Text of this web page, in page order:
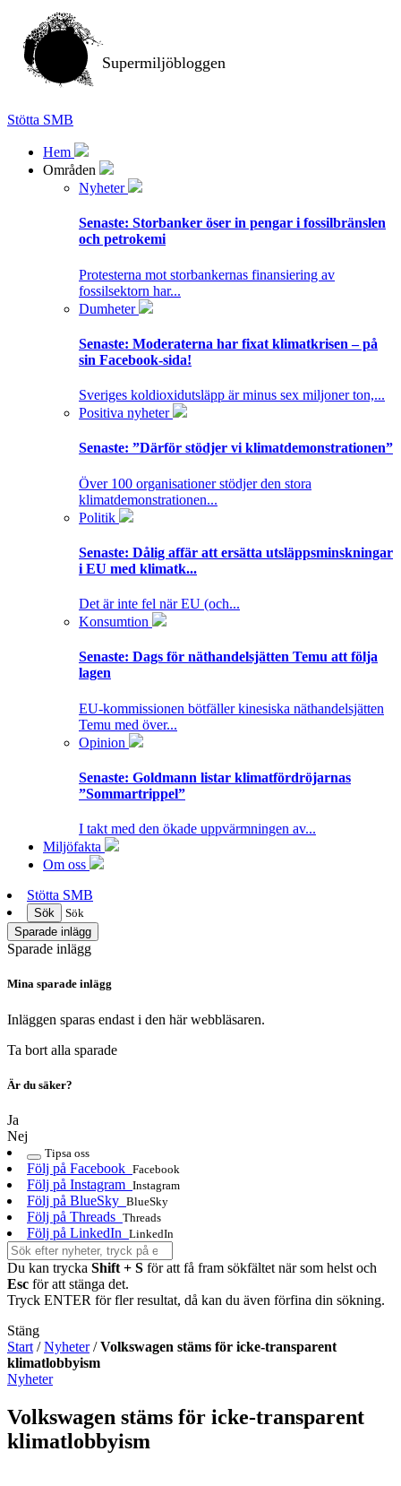
Supermiljöbloggen
Stötta SMB
Hem
Områden
Nyheter
Senaste: Storbanker öser in pengar i fossilbränslen
och petrokemi
Protesterna mot storbankernas finansiering av
fossilsektorn har...
Dumheter
Senaste: Moderaterna har fixat klimatkrisen – på
sin Facebook-sida!
Sveriges koldioxidutsläpp är minus sex miljoner ton,...
Positiva nyheter
Senaste: ”Därför stödjer vi klimatdemonstrationen”
Över 100 organisationer stödjer den stora
klimatdemonstrationen...
Politik
Senaste: Dålig affär att ersätta utsläppsminskningar
i EU med klimatk...
Det är inte fel när EU (och...
Konsumtion
Senaste: Dags för näthandelsjätten Temu att följa
lagen
EU-kommissionen bötfäller kinesiska näthandelsjätten
Temu med över...
Opinion
Senaste: Goldmann listar klimatfördröjarnas
”Sommartrippel”
I takt med den ökade uppvärmningen av...
Miljöfakta
Om oss
Stötta SMB
Sök
Sök
Sparade inlägg
Sparade inlägg
Mina sparade inlägg
Inläggen sparas endast i den här webbläsaren.
Ta bort alla sparade
Är du säker?
Ja
Nej
Tipsa oss
Följ på Facebook Facebook
Följ på Instagram Instagram
Följ på BlueSky BlueSky
Följ på Threads Threads
Följ på LinkedIn LinkedIn
Du kan trycka Shift + S för att få fram sökfältet när som helst och
Esc för att stänga det.
Tryck ENTER för fler resultat, då kan du även förfina din sökning.
Stäng
Start /Nyheter/Volkswagen stäms för icke-transparent
klimatlobbyism
Nyheter
Volkswagen stäms för icke-transparent
klimatlobbyism